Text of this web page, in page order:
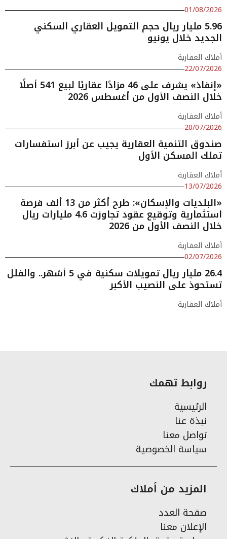
01/08/2026
5.96 مليار ريال حجم التمويل العقاري السكني
الجديد خلال يونيو
أملاك العقارية
22/07/2026
«إنفاذ» يشرف على 46 مزادًا عقاريًا لبيع 541 أصلًا
خلال النصف الأول من أغسطس 2026
أملاك العقارية
20/07/2026
صندوق التنمية العقارية يجيب عن أبرز استفسارات
تملك المسكن الأول
أملاك العقارية
13/07/2026
«البلديات والإسكان»: طرح أكثر من 13 ألف فرصة
استثمارية وتوقيع عقود تجاوزت 4.6 مليارات ريال
خلال النصف الأول من 2026
أملاك العقارية
02/07/2026
26.4 مليار ريال تمويلات سكنية في 5 أشهر.. والفلل
تستحوذ على النصيب الأكبر
أملاك العقارية
روابط تهمك
الرئيسية
نبذة عنا
تواصل معنا
سياسة الخصوصية
المزيد من أملاك
صفحة العدد
الإعلان معنا